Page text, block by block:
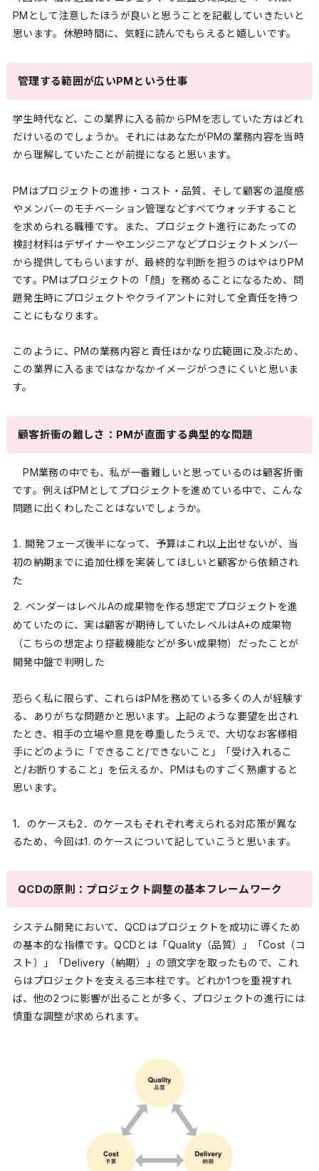
PMとして注意したほうが良いと思うことを記載していきたいと
思います。休憩時間に、気軽に読んでもらえると嬉しいです。
管理する範囲が広いPMという仕事
学生時代など、この業界に入る前からPMを志していた方はどれ
だけいるのでしょうか。それにはあなたがPMの業務内容を当時
から理解していたことが前提になると思います。
PMはプロジェクトの進捗・コスト・品質、そして顧客の温度感
やメンバーのモチベーション管理などすべてウォッチすること
を求められる職種です。また、プロジェクト進行にあたっての
検討材料はデザイナーやエンジニアなどプロジェクトメンバー
から提供してもらいますが、最終的な判断を担うのはやはりPM
です。PMはプロジェクトの「顔」を務めることになるため、問
題発生時にプロジェクトやクライアントに対して全責任を持つ
ことにもなります。
このように、PMの業務内容と責任はかなり広範囲に及ぶため、
この業界に入るまではなかなかイメージがつきにくいと思いま
す。
顧客折衝の難しさ：PMが直面する典型的な問題
PM業務の中でも、私が一番難しいと思っているのは顧客折衝
です。例えばPMとしてプロジェクトを進めている中で、こんな
問題に出くわしたことはないでしょうか。
開発フェーズ後半になって、予算はこれ以上出せないが、当
初の納期までに追加仕様を実装してほしいと顧客から依頼され
た
ベンダーはレベルAの成果物を作る想定でプロジェクトを進
めていたのに、実は顧客が期待していたレベルはA+の成果物
（こちらの想定より搭載機能などが多い成果物）だったことが
開発中盤で判明した
恐らく私に限らず、これらはPMを務めている多くの人が経験す
る、ありがちな問題かと思います。上記のような要望を出され
たとき、相手の立場や意見を尊重したうえで、大切なお客様相
手にどのように「できること/できないこと」「受け入れるこ
と/お断りすること」を伝えるか、PMはものすごく熟慮すると
思います。
1．のケースも2．のケースもそれぞれ考えられる対応策が異な
るため、今回は1. のケースについて記していこうと思います。
QCDの原則：プロジェクト調整の基本フレームワーク
システム開発において、QCDはプロジェクトを成功に導くため
の基本的な指標です。QCDとは「Quality（品質）」「Cost（コ
スト）」「Delivery（納期）」の頭文字を取ったもので、これ
らはプロジェクトを支える三本柱です。どれか1つを重視すれ
ば、他の2つに影響が出ることが多く、プロジェクトの進行には
慎重な調整が求められます。